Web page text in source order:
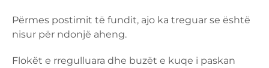
Përmes postimit të fundit, ajo ka treguar se është
nisur për ndonjë aheng.
Flokët e rregulluara dhe buzët e kuqe i paskan